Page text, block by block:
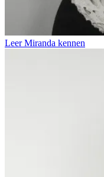
Leer Miranda kennen